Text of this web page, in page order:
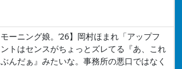
モーニング娘。’26】岡村ほまれ「アップフ
トはセンスがちょっとズレてる『あ、これ
んだぁ』みたいな。事務所の悪口ではなく